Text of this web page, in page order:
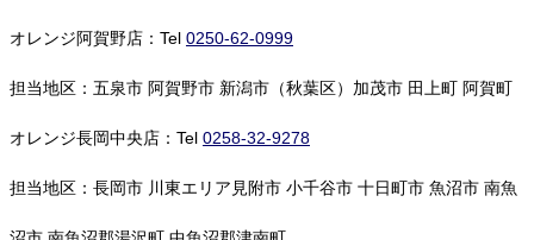
オレンジ阿賀野店：Tel 0250-62-0999
担当地区：五泉市 阿賀野市 新潟市（秋葉区）加茂市 田上町 阿賀町
オレンジ長岡中央店：Tel 0258-32-9278
担当地区：長岡市 川東エリア見附市 小千谷市 十日町市 魚沼市 南魚